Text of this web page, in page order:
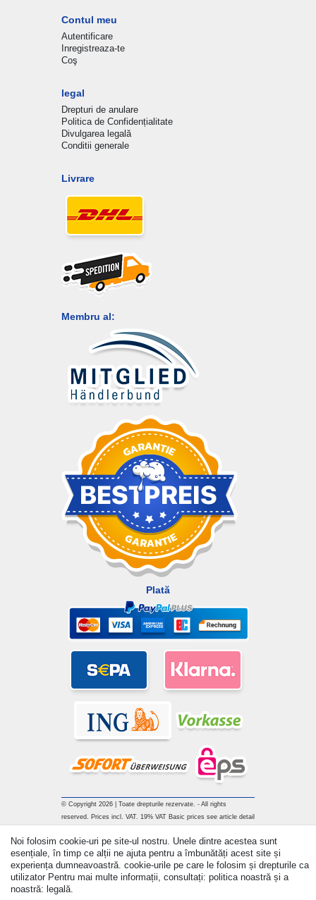
Contul meu
Autentificare
Inregistreaza-te
Coş
legal
Drepturi de anulare
Politica de Confidențialitate
Divulgarea legală
Conditii generale
Livrare
Membru al:
Plată
© Copyright 2026 | Toate drepturile rezervate. - All rights
reserved. Prices incl. VAT. 19% VAT Basic prices see article detail
Noi folosim cookie-uri pe site-ul nostru. Unele dintre acestea sunt
esențiale, în timp ce alții ne ajuta pentru a îmbunătăți acest site și
experiența dumneavoastră. cookie-urile pe care le folosim și drepturile ca
utilizator Pentru mai multe informații, consultați: politica noastră și a
noastră: legală.
Withdraw from contract here